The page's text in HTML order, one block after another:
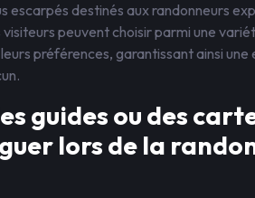
escarpés destinés aux randonneurs
peuvent choisir parmi une
préférences, garantissant ainsi
guides ou des
lors de la